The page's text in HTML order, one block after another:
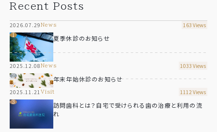
Recent Posts
2026.07.29 news 163 Views
夏季休診のお知らせ
2025.12.08 news 1033 Views
年末年始休診のお知らせ
2025.11.21 visit 1112 Views
訪問歯科とは？自宅で受けられる歯の治療と利用の流
れ